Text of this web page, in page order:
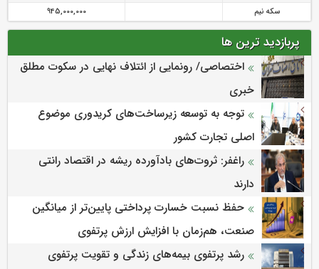
سکه نیم
945,000,000
پربازدید ترین ها
اختصاصی/ رونمایی از ائتلاف‌ نهایی در سکوت مطلق
خبری
توجه به توسعه زیرساخت‌های کریدوری موضوع
اصلی تجارت کشور
راغفر: ثروت‌های بادآورده ریشه در اقتصاد رانتی
دارند
حفظ نسبت خسارت پرداختی پایین‌تر از میانگین
صنعت، هم‌زمان با افزایش ارزش پرتفوی
رشد پرتفوی بیمه‌های زندگی و تقویت پرتفوی